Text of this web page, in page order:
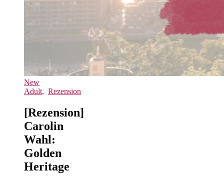
New
Adult, Rezension
[Rezension]
Carolin
Wahl:
Golden
Heritage